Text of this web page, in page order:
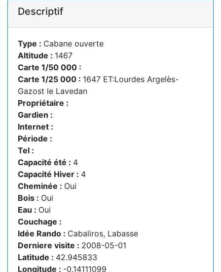
Descriptif
Type : Cabane ouverte
Altitude : 1467
Carte 1/50 000 :
Carte 1/25 000 : 1647 ET:Lourdes Argelès-
Gazost le Lavedan
Propriétaire :
Gardien :
Internet :
Période :
Tel :
Capacité été : 4
Capacité Hiver : 4
Cheminée : Oui
Bois : Oui
Eau : Oui
Couchage :
Idée Rando : Cabaliros, Labasse
Derniere visite : 2008-05-01
Latitude : 42.945833
Longitude : -0.14111099